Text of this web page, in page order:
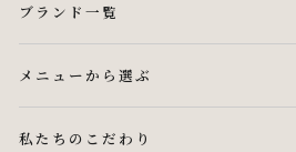
ブランド一覧
メニューから選ぶ
私たちのこだわり